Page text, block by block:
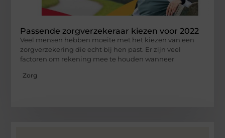
Passende zorgverzekeraar kiezen voor 2022
Veel mensen hebben moeite met het kiezen van een
zorgverzekering die echt bij hen past. Er zijn veel
factoren om rekening mee te houden wanneer
Zorg